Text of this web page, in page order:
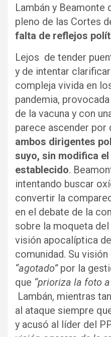
Lambán y Beamonte
pleno de las Cortes
falta de reflejos
Lejos de tender
y de intentar
compleja vivida en
pandemia,
de la vacuna y con
parece ascender por
ambos dirigentes
suyo, sin modifica
establecido.
intentando buscar
convertir la
en el debate de la
sobre la moqueta
visión apocalíptica
comunidad. Su visión
“agotado” por la
que “prioriza la foto
Lambán, mientras
al ataque siempre
y acusó al líder del